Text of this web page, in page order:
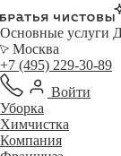
Основные услуги
Москва
+7 (495) 229-30-89
Войти
Уборка
Химчистка
Компания